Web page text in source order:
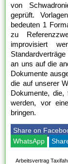
von
geprüft.
bedeuten 1
zu
improvisiert
an uns auf die
Dokumente
die auf unserer
Dokumente,
werden, vor
bringen.
Share on
WhatsApp
Arbeitsvertrag